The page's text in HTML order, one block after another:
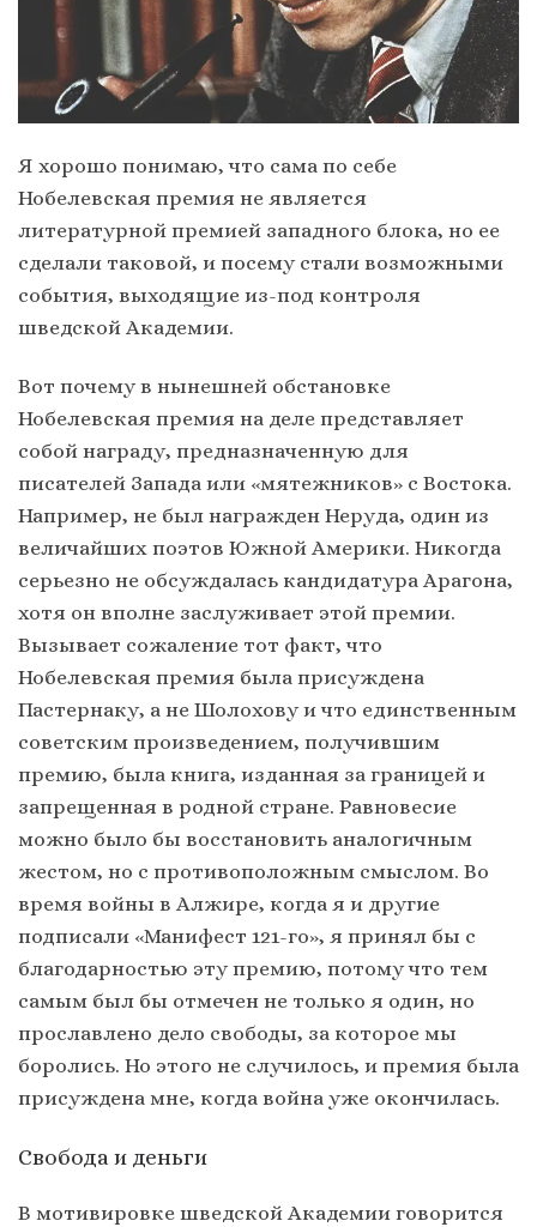
Я хорошо понимаю, что сама по себе
Нобелевская премия не является
литературной премией западного блока, но ее
сделали таковой, и посему стали возможными
события, выходящие из-под контроля
шведской Академии.
Вот почему в нынешней обстановке
Нобелевская премия на деле представляет
собой награду, предназначенную для
писателей Запада или «мятежников» с Востока.
Например, не был награжден Неруда, один из
величайших поэтов Южной Америки. Никогда
серьезно не обсуждалась кандидатура Арагона,
хотя он вполне заслуживает этой премии.
Вызывает сожаление тот факт, что
Нобелевская премия была присуждена
Пастернаку, а не Шолохову и что единственным
советским произведением, получившим
премию, была книга, изданная за границей и
запрещенная в родной стране. Равновесие
можно было бы восстановить аналогичным
жестом, но с противоположным смыслом. Во
время войны в Алжире, когда я и другие
подписали «Манифест 121-го», я принял бы с
благодарностью эту премию, потому что тем
самым был бы отмечен не только я один, но
прославлено дело свободы, за которое мы
боролись. Но этого не случилось, и премия была
присуждена мне, когда война уже окончилась.
Свобода и деньги
В мотивировке шведской Академии говорится